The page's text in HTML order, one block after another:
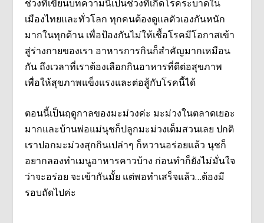
ช่วงที่เขียนบทความนี้เป็นช่วงที่เกิดโรคระบาดใน
เมืองไทยและทั่วโลก ทุกคนต้องดูแลตัวเองกันหนัก
มากในทุกด้าน เพื่อป้องกันไม่ให้เชื้อโรคมีโอกาสเข้า
สู่ร่างกายของเรา อาหารการกินก็สำคัญมากเหมือน
กัน ถึงเวลาที่เราต้องเลือกกินอาหารที่ดีต่อสุขภาพ
เพื่อให้สุขภาพแข็งแรงและต่อสู้กับโรคนี้ได้
ตอนนี้เป็นฤดูกาลของมะม่วงค่ะ มะม่วงในตลาดเยอะ
มากและบ้านพ่อแม่นุชก็ปลูกมะม่วงเต็มสวนเลย ปกติ
เราปอกมะม่วงสุกกินเปล่าๆ ก็หวานอร่อยแล้ว นุชก็
อยากลองทำเมนูอาหารคาวบ้าง ก่อนทำก็ยังไม่มั่นใจ
ว่าจะอร่อย จะเข้ากันมั้ย แต่พอทำเสร็จแล้ว…ต้องมี
รอบถัดไปค่ะ